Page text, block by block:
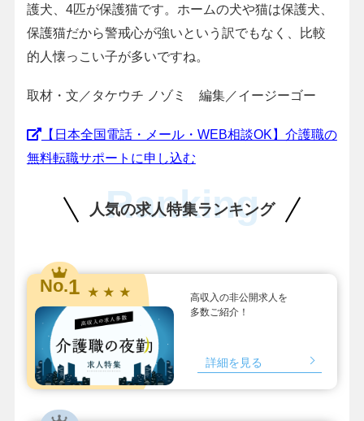
護犬、4匹が保護猫です。ホームの犬や猫は保護犬、
保護猫だから警戒心が強いという訳でもなく、比較
的人懐っこい子が多いですね。
取材・文／タケウチ ノゾミ 編集／イージーゴー
【日本全国電話・メール・WEB相談OK】介護職の
無料転職サポートに申し込む
人気の求人特集ランキング
Ranking
No.1 ★ ★ ★
高収入の非公開求人を
多数ご紹介！
詳細を見る